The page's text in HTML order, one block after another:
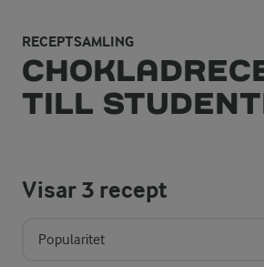
RECEPTSAMLING
TILL
Visar3 recept
Popularitet